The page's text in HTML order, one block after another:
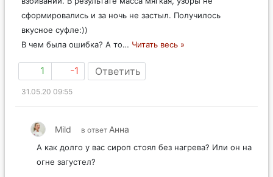
сформировались и за ночь не застыл. Получилось
вкусное суфле:))
В чем была ошибка? А то… Читать весь »
1 -1 Ответить
31.05.20 09:55
Mild в ответ Анна
А как долго у вас сироп стоял без нагрева? Или он на
огне загустел?